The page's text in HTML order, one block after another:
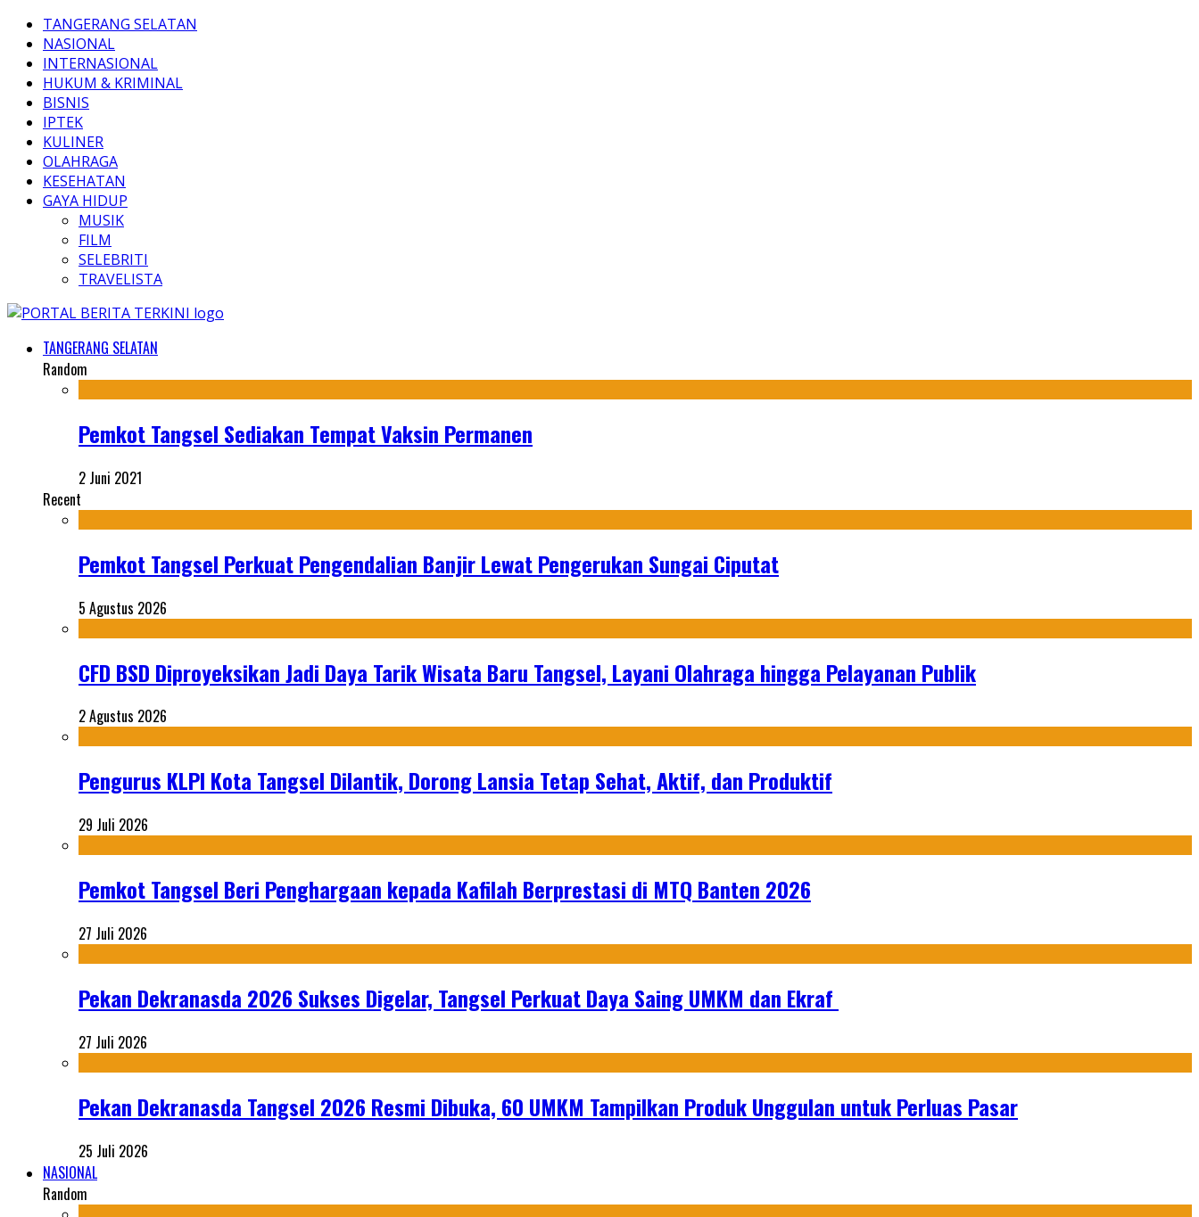
TANGERANG SELATAN
NASIONAL
INTERNASIONAL
HUKUM & KRIMINAL
BISNIS
IPTEK
KULINER
OLAHRAGA
KESEHATAN
GAYA HIDUP
MUSIK
FILM
SELEBRITI
TRAVELISTA
TANGERANG SELATAN
Random
Pemkot Tangsel Sediakan Tempat Vaksin Permanen
2 Juni 2021
Recent
Pemkot Tangsel Perkuat Pengendalian Banjir Lewat Pengerukan Sungai Ciputat
5 Agustus 2026
CFD BSD Diproyeksikan Jadi Daya Tarik Wisata Baru Tangsel, Layani Olahraga hingga Pelayanan Publik
2 Agustus 2026
Pengurus KLPI Kota Tangsel Dilantik, Dorong Lansia Tetap Sehat, Aktif, dan Produktif
29 Juli 2026
Pemkot Tangsel Beri Penghargaan kepada Kafilah Berprestasi di MTQ Banten 2026
27 Juli 2026
Pekan Dekranasda 2026 Sukses Digelar, Tangsel Perkuat Daya Saing UMKM dan Ekraf
27 Juli 2026
Pekan Dekranasda Tangsel 2026 Resmi Dibuka, 60 UMKM Tampilkan Produk Unggulan untuk Perluas Pasar
25 Juli 2026
NASIONAL
Random